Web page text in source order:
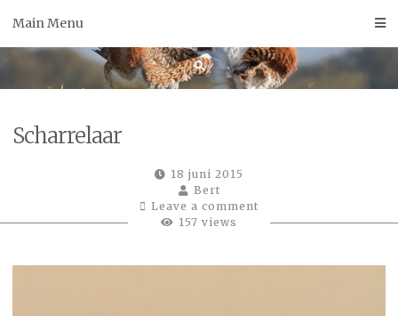
Main Menu
Scharrelaar
18 juni 2015
Bert
Leave a comment
157 views